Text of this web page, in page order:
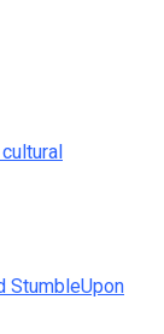
StumbleUpon